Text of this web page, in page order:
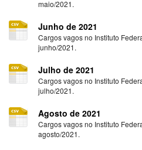
maio/2021.
Junho de 2021
Cargos vagos no Instituto
junho/2021.
Julho de 2021
Cargos vagos no Instituto
julho/2021.
Agosto de 2021
Cargos vagos no Instituto
agosto/2021.